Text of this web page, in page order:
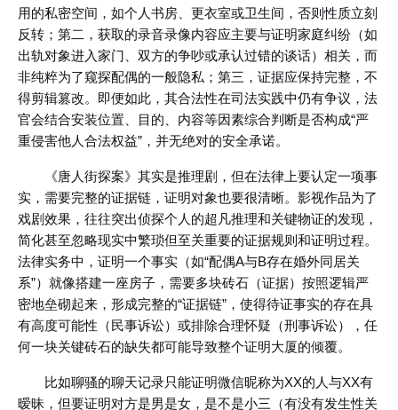
用的私密空间，如个人书房、更衣室或卫生间，否则性质立刻
反转；第二，获取的录音录像内容应主要与证明家庭纠纷（如
出轨对象进入家门、双方的争吵或承认过错的谈话）相关，而
非纯粹为了窥探配偶的一般隐私；第三，证据应保持完整，不
得剪辑篡改。即便如此，其合法性在司法实践中仍有争议，法
官会结合安装位置、目的、内容等因素综合判断是否构成“严
重侵害他人合法权益”，并无绝对的安全承诺。
《唐人街探案》其实是推理剧，但在法律上要认定一项事
实，需要完整的证据链，证明对象也要很清晰。影视作品为了
戏剧效果，往往突出侦探个人的超凡推理和关键物证的发现，
简化甚至忽略现实中繁琐但至关重要的证据规则和证明过程。
法律实务中，证明一个事实（如“配偶A与B存在婚外同居关
系”）就像搭建一座房子，需要多块砖石（证据）按照逻辑严
密地垒砌起来，形成完整的“证据链”，使得待证事实的存在具
有高度可能性（民事诉讼）或排除合理怀疑（刑事诉讼），任
何一块关键砖石的缺失都可能导致整个证明大厦的倾覆。
比如聊骚的聊天记录只能证明微信昵称为XX的人与XX有
暧昧，但要证明对方是男是女，是不是小三 （有没有发生性关